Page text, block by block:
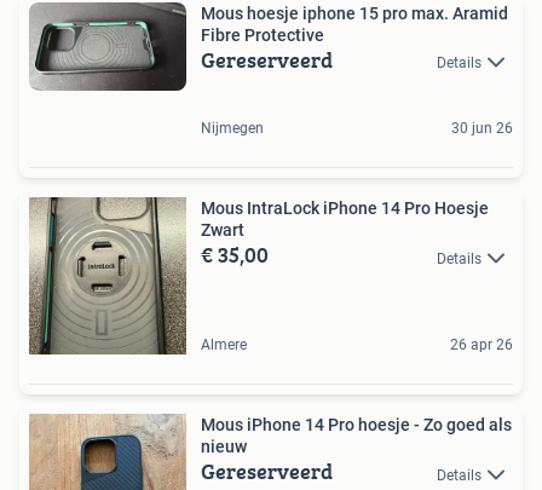
Mous hoesje iphone 15 pro max. Aramid
Fibre Protective
Gereserveerd Details
Nijmegen 30 jun 26
Mous IntraLock iPhone 14 Pro Hoesje
Zwart
€ 35,00 Details
Almere 26 apr 26
Mous iPhone 14 Pro hoesje - Zo goed als
nieuw
Gereserveerd Details